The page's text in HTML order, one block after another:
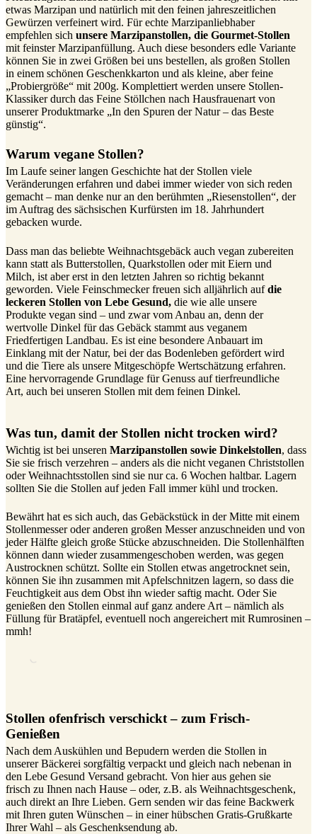
etwas Marzipan und natürlich mit den feinen jahreszeitlichen
Gewürzen verfeinert wird. Für echte Marzipanliebhaber
empfehlen sich unsere Marzipanstollen, die Gourmet-Stollen
mit feinster Marzipanfüllung. Auch diese besonders edle Variante
können Sie in zwei Größen bei uns bestellen, als großen Stollen
in einem schönen Geschenkkarton und als kleine, aber feine
„Probiergröße“ mit 200g. Komplettiert werden unsere Stollen-
Klassiker durch das Feine Stöllchen nach Hausfrauenart von
unserer Produktmarke „In den Spuren der Natur – das Beste
günstig“.
Warum vegane Stollen?
Im Laufe seiner langen Geschichte hat der Stollen viele
Veränderungen erfahren und dabei immer wieder von sich reden
gemacht – man denke nur an den berühmten „Riesenstollen“, der
im Auftrag des sächsischen Kurfürsten im 18. Jahrhundert
gebacken wurde.
Dass man das beliebte Weihnachtsgebäck auch vegan zubereiten
kann statt als Butterstollen, Quarkstollen oder mit Eiern und
Milch, ist aber erst in den letzten Jahren so richtig bekannt
geworden. Viele Feinschmecker freuen sich alljährlich aufdie
leckeren Stollen von Lebe Gesund, die wie alle unsere
Produkte vegan sind – und zwar vom Anbau an, denn der
wertvolle Dinkel für das Gebäck stammt aus veganem
Friedfertigen Landbau. Es ist eine besondere Anbauart im
Einklang mit der Natur, bei der das Bodenleben gefördert wird
und die Tiere als unsere Mitgeschöpfe Wertschätzung erfahren.
Eine hervorragende Grundlage für Genuss auf tierfreundliche
Art, auch bei unseren Stollen mit dem feinen Dinkel.
Was tun, damit der Stollen nicht trocken wird?
Wichtig ist bei unseren Marzipanstollen sowie Dinkelstollen, dass
Sie sie frisch verzehren – anders als die nicht veganen Christstollen
oder Weihnachtsstollen sind sie nur ca. 6 Wochen haltbar. Lagern
sollten Sie die Stollen auf jeden Fall immer kühl und trocken.
Bewährt hat es sich auch, das Gebäckstück in der Mitte mit einem
Stollenmesser oder anderen großen Messer anzuschneiden und von
jeder Hälfte gleich große Stücke abzuschneiden. Die Stollenhälften
können dann wieder zusammengeschoben werden, was gegen
Austrocknen schützt. Sollte ein Stollen etwas angetrocknet sein,
können Sie ihn zusammen mit Apfelschnitzen lagern, so dass die
Feuchtigkeit aus dem Obst ihn wieder saftig macht. Oder Sie
genießen den Stollen einmal auf ganz andere Art – nämlich als
Füllung für Bratäpfel, eventuell noch angereichert mit Rumrosinen –
mmh!
Stollen ofenfrisch verschickt – zum Frisch-
Genießen
Nach dem Auskühlen und Bepudern werden die Stollen in
unserer Bäckerei sorgfältig verpackt und gleich nach nebenan in
den Lebe Gesund Versand gebracht. Von hier aus gehen sie
frisch zu Ihnen nach Hause – oder, z.B. als Weihnachtsgeschenk,
auch direkt an Ihre Lieben. Gern senden wir das feine Backwerk
mit Ihren guten Wünschen – in einer hübschen Gratis-Grußkarte
Ihrer Wahl – als Geschenksendung ab.